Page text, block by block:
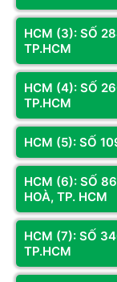
Bảo hành
Đánh giá &
3200 DDR4
5 sao
4 sao
3 sao
2 sao
1 sao
HCM (3): SỐ
TP.HCM
HCM (4): SỐ
TP.HCM
HCM (5): SỐ
HCM (6): SỐ
HOÀ, TP. HCM
HCM (7): SỐ
TP.HCM